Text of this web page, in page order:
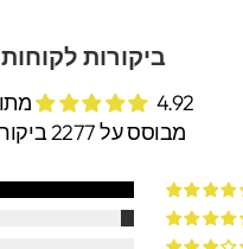
ביקורות לקוחות
4.92 מתוך 5
מבוסס על 2277 ביקורות